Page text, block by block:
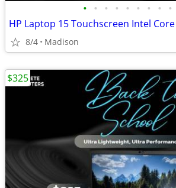
• • • • • • • • •
8/4 Madison
$325